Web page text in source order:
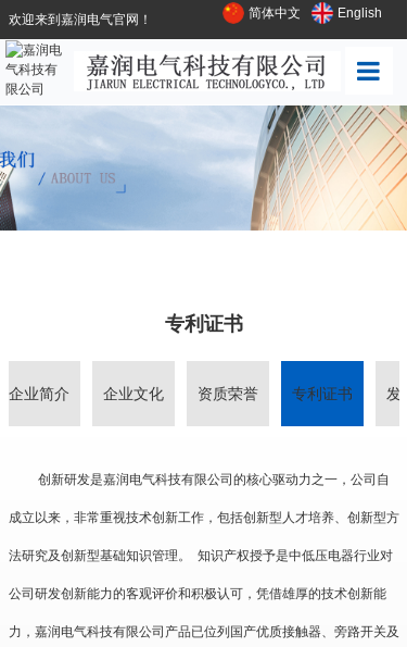
首页
公
工
产
简体中文 English
欢迎来到嘉润电气官网！
专利证书
企业简介 企业文化 资质荣誉 专利证书 发
创新研发是嘉润电气科技有限公司的核心驱动力之一，公司自
成立以来，非常重视技术创新工作，包括创新型人才培养、创新型方
法研究及创新型基础知识管理。 知识产权授予是中低压电器行业对
公司研发创新能力的客观评价和积极认可，凭借雄厚的技术创新能
力，嘉润电气科技有限公司产品已位列国产优质接触器、旁路开关及